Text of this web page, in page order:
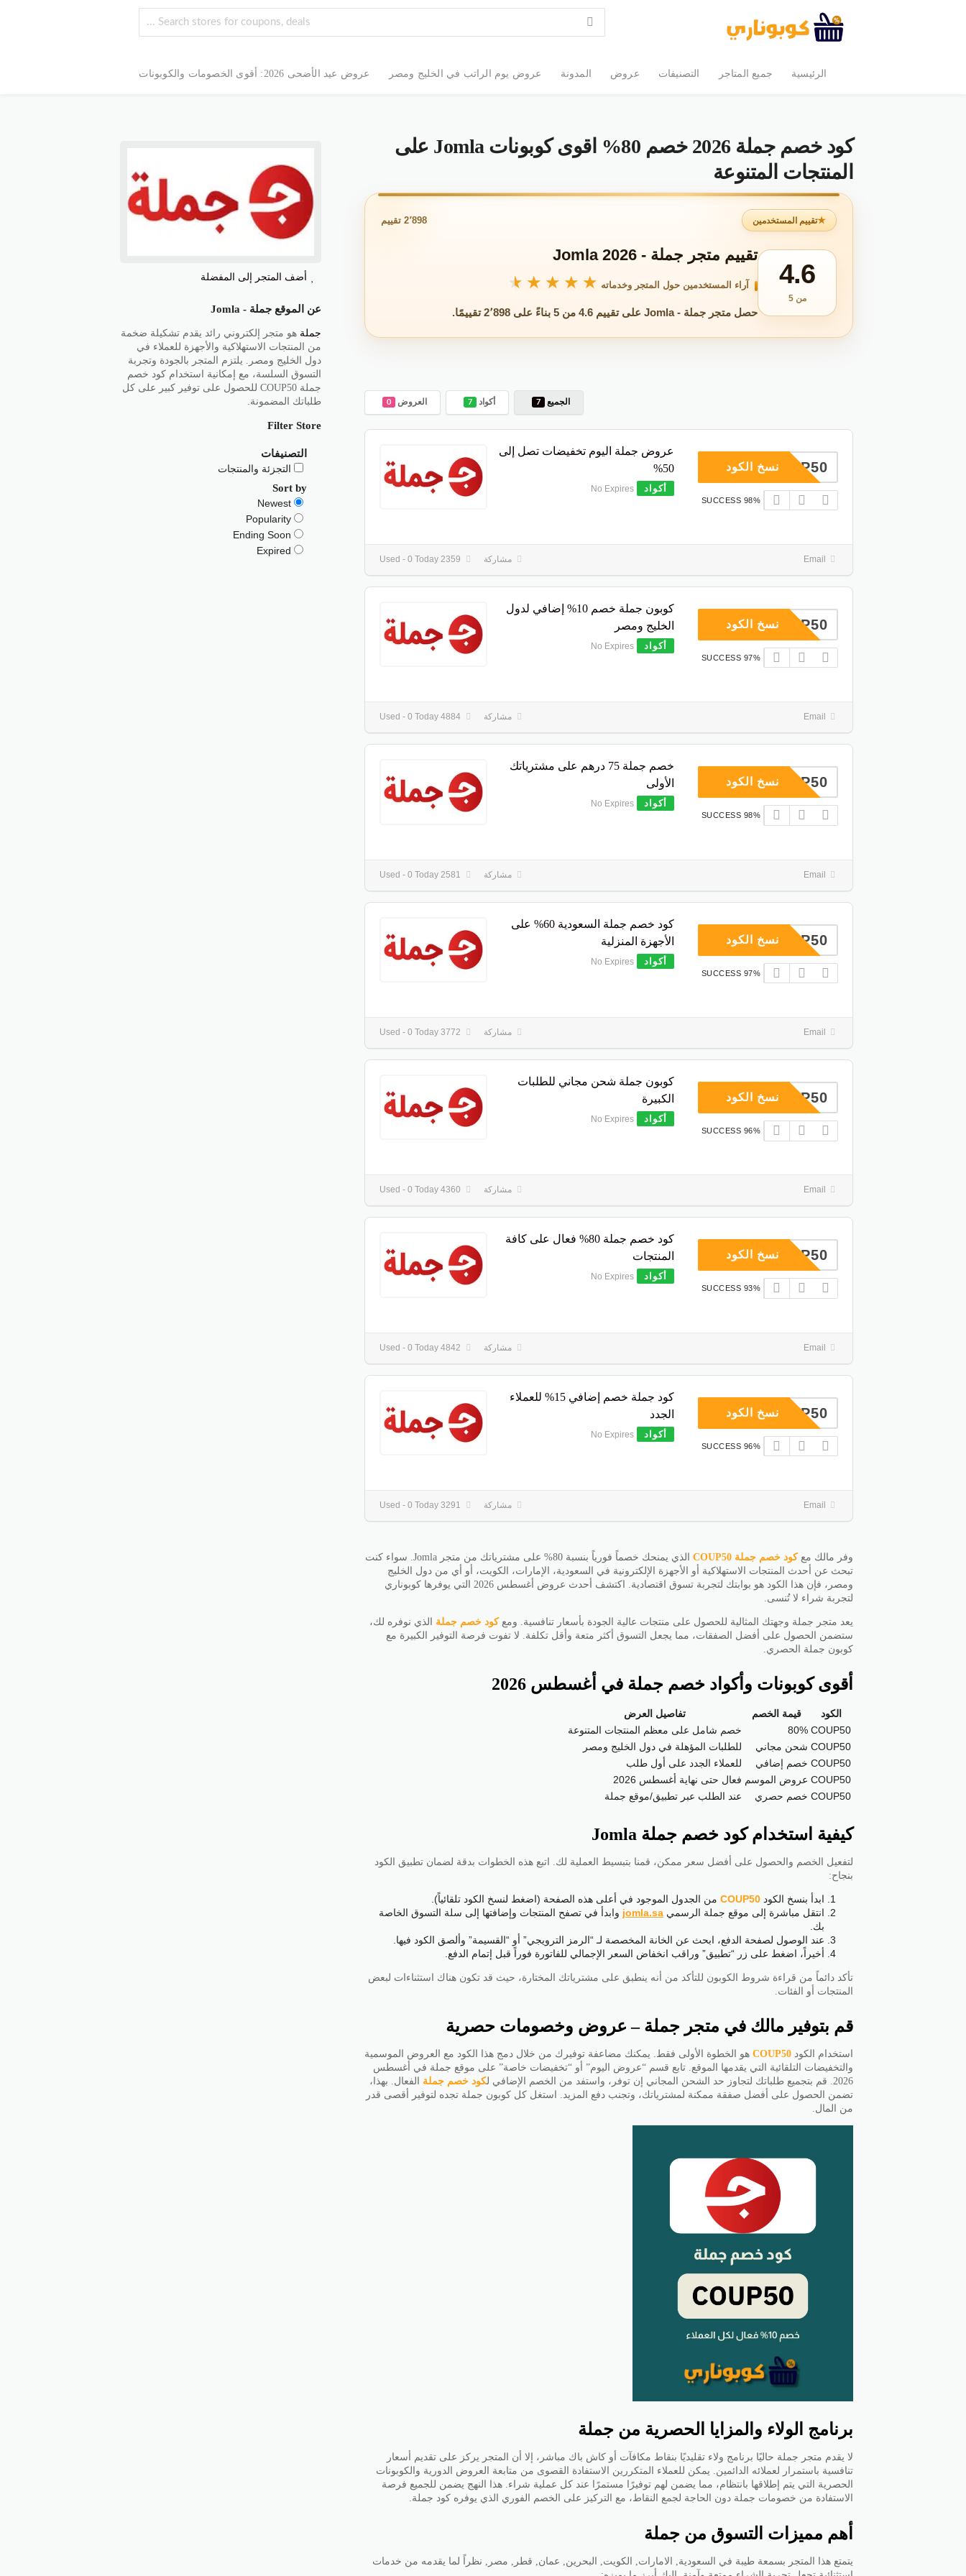
الرئيسية جميع المتاجر التصنيفات عروض المدونة عروض يوم الراتب في الخليج ومصر عروض عيد الأضحى 2026: أقوى الخصومات والكوبونات
كود خصم جملة 2026 خصم 80% اقوى كوبونات Jomla على
المنتجات المتنوعة
تقييم المستخدمين 2٬898 تقييم
4.6
من 5
تقييم متجر جملة - Jomla 2026
آراء المستخدمين حول المتجر وخدماته ★★★★★
★★★★★
حصل متجر جملة - Jomla على تقييم 4.6 من 5 بناءً على 2٬898 تقييمًا.
الجميع 7 أكواد 7 العروض 0
عروض جملة اليوم تخفيضات تصل إلى
50%
أكواد No Expires
COUP50نسخ الكود
98% SUCCESS
مشاركة
كوبون جملة خصم 10% إضافي لدول
الخليج ومصر
أكواد No Expires
COUP50نسخ الكود
97% SUCCESS
مشاركة
خصم جملة 75 درهم على مشترياتك
الأولى
أكواد No Expires
COUP50نسخ الكود
98% SUCCESS
مشاركة
كود خصم جملة السعودية 60% على
الأجهزة المنزلية
أكواد No Expires
COUP50نسخ الكود
97% SUCCESS
مشاركة
كوبون جملة شحن مجاني للطلبات
الكبيرة
أكواد No Expires
COUP50نسخ الكود
96% SUCCESS
مشاركة
كود خصم جملة 80% فعال على كافة
المنتجات
أكواد No Expires
COUP50نسخ الكود
93% SUCCESS
مشاركة
كود جملة خصم إضافي 15% للعملاء
الجدد
أكواد No Expires
COUP50نسخ الكود
96% SUCCESS
مشاركة
وفر مالك معكود خصم جملة COUP50
الذي يمنحك خصماً فورياً بنسبة 80% على مشترياتك من متجر Jomla. سواء كنت
تبحث عن أحدث المنتجات الاستهلاكية أو الأجهزة الإلكترونية في السعودية، الإمارات، الكويت، أو أي من دول الخليج
ومصر، فإن هذا الكود هو بوابتك لتجربة تسوق اقتصادية. اكتشف أحدث عروض أغسطس 2026 التي يوفرها كوبوناري
لتجربة شراء لا تُنسى.
يعد متجر جملة وجهتك المثالية للحصول على منتجات عالية الجودة بأسعار تنافسية. ومعكود خصم جملة الذي نوفره لك،
ستضمن الحصول على أفضل الصفقات، مما يجعل التسوق أكثر متعة وأقل تكلفة. لا تفوت فرصة التوفير الكبيرة مع
كوبون جملة الحصري.
أقوى كوبونات وأكواد خصم جملة في أغسطس 2026
الكود قيمة الخصم
تفاصيل العرض
COUP50
80%
خصم شامل على معظم المنتجات المتنوعة
COUP50 شحن مجاني
للطلبات المؤهلة في دول الخليج ومصر
COUP50 خصم إضافي
للعملاء الجدد على أول طلب
COUP50 عروض الموسم فعال حتى نهاية أغسطس 2026
COUP50 خصم حصري عند الطلب عبر تطبيق/موقع جملة
كيفية استخدام كود خصم جملة Jomla
لتفعيل الخصم والحصول على أفضل سعر ممكن، قمنا بتبسيط العملية لك. اتبع هذه الخطوات بدقة لضمان تطبيق الكود
بنجاح:
ابدأ بنسخ الكود COUP50 من الجدول الموجود في أعلى هذه الصفحة (اضغط لنسخ الكود تلقائياً).
انتقل مباشرة إلى موقع جملة الرسمي jomla.sa وابدأ في تصفح المنتجات وإضافتها إلى سلة التسوق الخاصة
بك.
عند الوصول لصفحة الدفع، ابحث عن الخانة المخصصة لـ “الرمز الترويجي” أو “القسيمة” وألصق الكود فيها.
أخيراً، اضغط على زر “تطبيق” وراقب انخفاض السعر الإجمالي للفاتورة فوراً قبل إتمام الدفع.
تأكد دائماً من قراءة شروط الكوبون للتأكد من أنه ينطبق على مشترياتك المختارة، حيث قد تكون هناك استثناءات لبعض
المنتجات أو الفئات.
قم بتوفير مالك في متجر جملة – عروض وخصومات حصرية
استخدام الكود COUP50 هو الخطوة الأولى فقط. يمكنك مضاعفة توفيرك من خلال دمج هذا الكود مع العروض الموسمية
والتخفيضات التلقائية التي يقدمها الموقع. تابع قسم “عروض اليوم” أو “تخفيضات خاصة” على موقع جملة في أغسطس
2026. قم بتجميع طلباتك لتجاوز حد الشحن المجاني إن توفر، واستفد من الخصم الإضافي ل
كود خصم جملة الفعال. بهذا،
تضمن الحصول على أفضل صفقة ممكنة لمشترياتك، وتجنب دفع المزيد. استغل كل كوبون جملة تجده لتوفير أقصى قدر
من المال.
برنامج الولاء والمزايا الحصرية من جملة
لا يقدم متجر جملة حاليًا برنامج ولاء تقليديًا بنقاط مكافآت أو كاش باك مباشر، إلا أن المتجر يركز على تقديم أسعار
تنافسية باستمرار لعملائه الدائمين. يمكن للعملاء المتكررين الاستفادة القصوى من متابعة العروض الدورية والكوبونات
الحصرية التي يتم إطلاقها بانتظام، مما يضمن لهم توفيرًا مستمرًا عند كل عملية شراء. هذا النهج يضمن للجميع فرصة
الاستفادة من خصومات جملة دون الحاجة لجمع النقاط، مع التركيز على الخصم الفوري الذي يوفره كود جملة.
أهم مميزات التسوق من جملة
يتمتع هذا المتجر بسمعة طيبة في السعودية, الامارات, الكويت, البحرين, عمان, قطر, مصر, نظراً لما يقدمه من خدمات
أضف المتجر إلى المفضلة
عن الموقع جملة - Jomla
جملة هو متجر إلكتروني رائد يقدم تشكيلة ضخمة
من المنتجات الاستهلاكية والأجهزة للعملاء في
دول الخليج ومصر. يلتزم المتجر بالجودة وتجربة
التسوق السلسة، مع إمكانية استخدام كود خصم
جملة COUP50 للحصول على توفير كبير على كل
طلباتك المضمونة.
Filter Store
التصنيفات
التجزئة والمنتجات
Sort by
Newest
Popularity
Ending Soon
Expired